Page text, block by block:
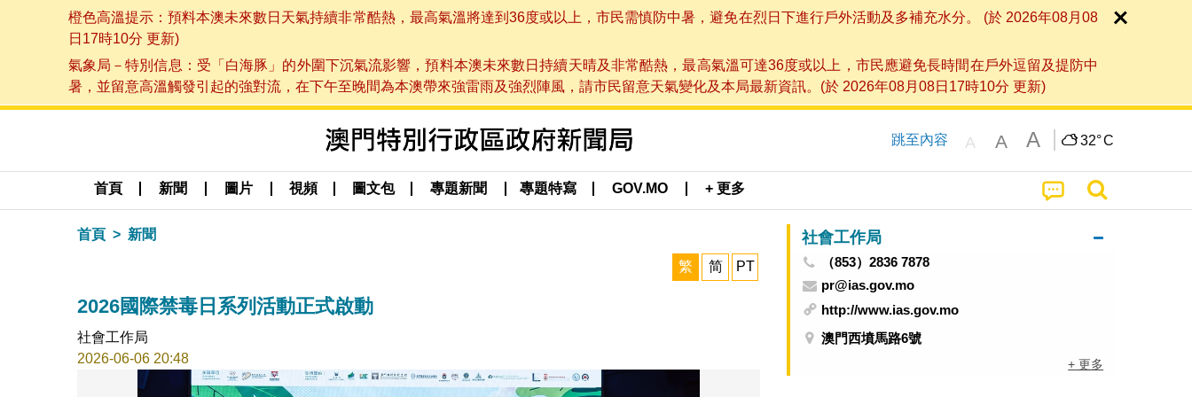
橙色高溫提示：預料本澳未來數日天氣持續非常酷熱，最高氣溫將達到36度或以上，市民需慎防中暑，避免在烈日下進行戶外活動及多補充水分。 (於 2026年08月08
日17時10分 更新)
氣象局－特別信息：受「白海豚」的外圍下沉氣流影響，預料本澳未來數日持續天晴及非常酷熱，最高氣溫可達36度或以上，市民應避免長時間在戶外逗留及提防中
暑，並留意高溫觸發引起的強對流，在下午至晚間為本澳帶來強雷雨及強烈陣風，請市民留意天氣變化及本局最新資訊。(於 2026年08月08日17時10分 更新)
跳至內容 A A A 32°C
首頁 新聞 圖片 視頻 圖文包 專題新聞 專題特寫 GOV.MO + 更多
首頁 新聞
繁 简 PT
2026國際禁毒日系列活動正式啟動
社會工作局
2026-06-06 20:48
社會工作局
（853）2836 7878
pr@ias.gov.mo
http://www.ias.gov.mo
澳門西墳馬路6號
+ 更多